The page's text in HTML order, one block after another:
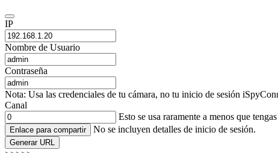
IP
Nombre de Usuario
Contraseña
Nota: Usa las credenciales de tu cámara, no tu inicio de sesión
Canal
Esto se usa raramente a menos que
Enlace para compartir No se incluyen detalles de inicio de sesión.
Generar URL